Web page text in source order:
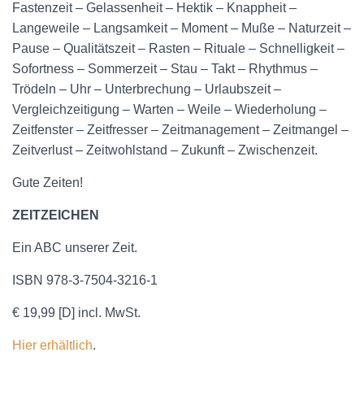
Fastenzeit – Gelassenheit – Hektik – Knappheit –
Langeweile – Langsamkeit – Moment – Muße – Naturzeit –
Pause – Qualitätszeit – Rasten – Rituale – Schnelligkeit –
Sofortness – Sommerzeit – Stau – Takt – Rhythmus –
Trödeln – Uhr – Unterbrechung – Urlaubszeit –
Vergleichzeitigung – Warten – Weile – Wiederholung –
Zeitfenster – Zeitfresser – Zeitmanagement – Zeitmangel –
Zeitverlust – Zeitwohlstand – Zukunft – Zwischenzeit.
Gute Zeiten!
ZEITZEICHEN
Ein ABC unserer Zeit.
ISBN 978-3-7504-3216-1
€ 19,99 [D] incl. MwSt.
Hier erhältlich.